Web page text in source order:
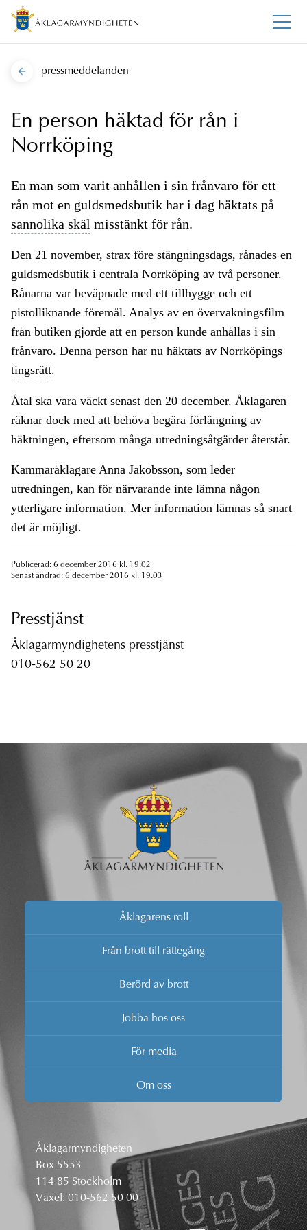
pressmeddelanden
En person häktad för rån i
Norrköping
En man som varit anhållen i sin frånvaro för ett
rån mot en guldsmedsbutik har i dag häktats på
sannolika skäl misstänkt för rån.
Den 21 november, strax före stängningsdags, rånades en
guldsmedsbutik i centrala Norrköping av två personer.
Rånarna var beväpnade med ett tillhygge och ett
pistolliknande föremål. Analys av en övervakningsfilm
från butiken gjorde att en person kunde anhållas i sin
frånvaro. Denna person har nu häktats av Norrköpings
tingsrätt.
Åtal ska vara väckt senast den 20 december. Åklagaren
räknar dock med att behöva begära förlängning av
häktningen, eftersom många utredningsåtgärder återstår.
Kammaråklagare Anna Jakobsson, som leder
utredningen, kan för närvarande inte lämna någon
ytterligare information. Mer information lämnas så snart
det är möjligt.
Publicerad: 6 december 2016 kl. 19.02
Senast ändrad: 6 december 2016 kl. 19.03
Presstjänst
Åklagarmyndighetens presstjänst
010-562 50 20
Åklagarens roll
Från brott till rättegång
Berörd av brott
Jobba hos oss
För media
Om oss
Åklagarmyndigheten
Box 5553
114 85 Stockholm
Växel: 010-562 50 00